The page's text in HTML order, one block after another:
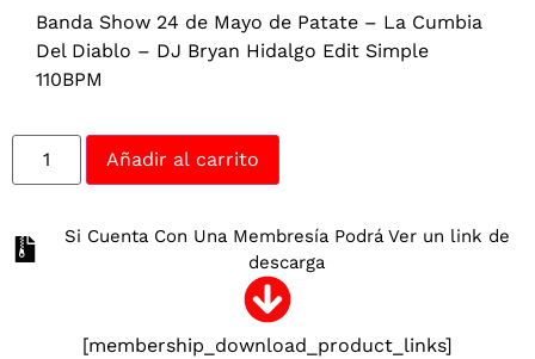
Banda Show 24 de Mayo de Patate – La Cumbia
Del Diablo – DJ Bryan Hidalgo Edit Simple
110BPM
Añadir al carrito
Si Cuenta Con Una Membresía Podrá Ver un link de
descarga
[membership_download_product_links]